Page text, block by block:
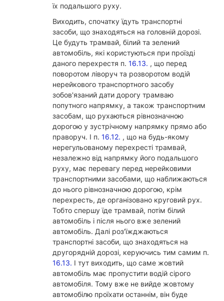
їх подальшого руху.
Виходить, спочатку їдуть транспортні
засоби, що знаходяться на головній дорозі.
Це будуть трамвай, білий та зелений
автомобіль, які користуються при проїзді
даного перехрестя п. 16.13. , що перед
поворотом ліворуч та розворотом водій
нерейкового транспортного засобу
зобов'язаний дати дорогу трамваю
попутного напрямку, а також транспортним
засобам, що рухаються рівнозначною
дорогою у зустрічному напрямку прямо або
праворуч. І п. 16.12. , що на будь-якому
нерегульованому перехресті трамвай,
незалежно від напрямку його подальшого
руху, має перевагу перед нерейковими
транспортними засобами, що наближаються
до нього рівнозначною дорогою, крім
перехресть, де організовано круговий рух.
Тобто спершу їде трамвай, потім білий
автомобіль і після нього вже зелений
автомобіль. Далі роз'їжджаються
транспортні засоби, що знаходяться на
другорядній дорозі, керуючись тим самим п.
16.13. І тут виходить, що саме жовтий
автомобіль має пропустити водій сірого
автомобіля. Тому вже не вийде жовтому
автомобілю проїхати останнім, він буде